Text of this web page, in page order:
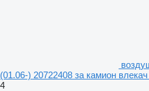
(01.06-) 20722408 за камион
4